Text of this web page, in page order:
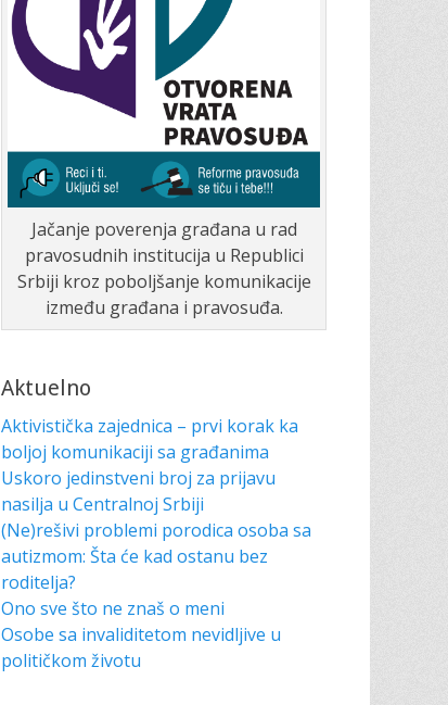
Jačanje poverenja građana u rad
pravosudnih institucija u Republici
Srbiji kroz poboljšanje komunikacije
između građana i pravosuđa.
Aktuelno
Aktivistička zajednica – prvi korak ka
boljoj komunikaciji sa građanima
Uskoro jedinstveni broj za prijavu
nasilja u Centralnoj Srbiji
(Ne)rešivi problemi porodica osoba sa
autizmom: Šta će kad ostanu bez
roditelja?
Ono sve što ne znaš o meni
Osobe sa invaliditetom nevidljive u
političkom životu